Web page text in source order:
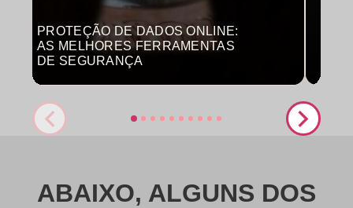
PROTEÇÃO DE DADOS ONLINE:
AS MELHORES FERRAMENTAS
DE SEGURANÇA
ABAIXO, ALGUNS DOS